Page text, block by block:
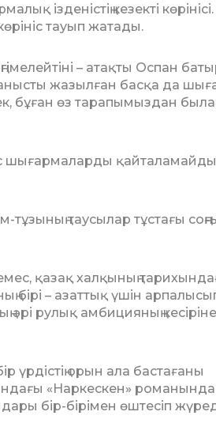
ізденіс­тің кезекті көрінісі.
тауып жатады.
– атақты Оспан
жазылған басқа да
бұған өз тарапымыздан
шығармаларды
таусы­лар тұстағы
қазақ хал­қы­ның
бірі – азаттық үшін
әрі рулық амбицияның
орын ала бастағаны
«Наркескен»
бір-бірімен өштесіп